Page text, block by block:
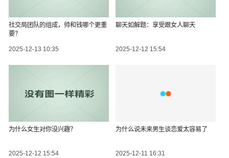
社交局团队的组成，帅和钱哪个更重
要？
2025-12-13 10:35
聊天如解题：享受跟女人聊天
2025-12-12 15:54
为什么女生对你没兴趣？
2025-12-12 15:54
为什么说未来男生谈恋爱太容易了
2025-12-11 16:31